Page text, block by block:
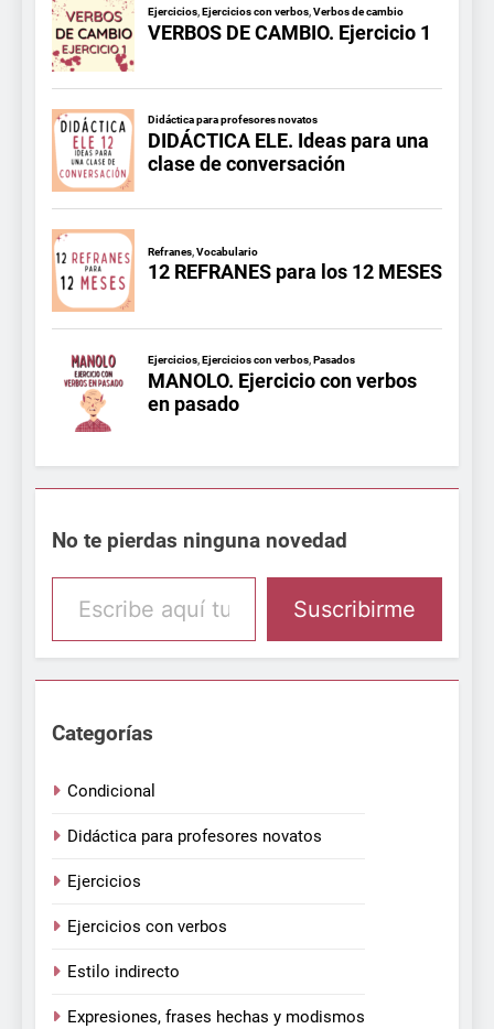
No te pierdas ninguna novedad
Escribe aquí tu email
Suscribirme
Categorías
Condicional
Didáctica para profesores novatos
Ejercicios
Ejercicios con verbos
Estilo indirecto
Expresiones, frases hechas y modismos